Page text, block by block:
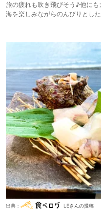
旅の疲れも吹き飛びそう♪他にも
海を楽しみながらのんびりとし
出典： LEさんの投稿